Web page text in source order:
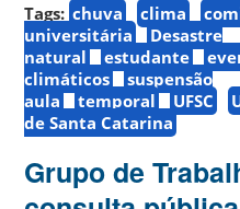
Tags: chuva clima
universitária
Desastre
natural
estudante
climáticos
suspensão
aula
temporal UFSC
de Santa Catarina
Grupo de